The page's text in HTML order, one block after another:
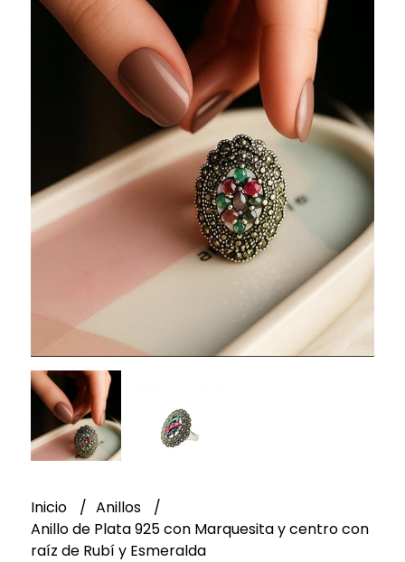
Inicio
Anillos
Anillo de Plata 925 con Marquesita y centro con
raíz de Rubí y Esmeralda